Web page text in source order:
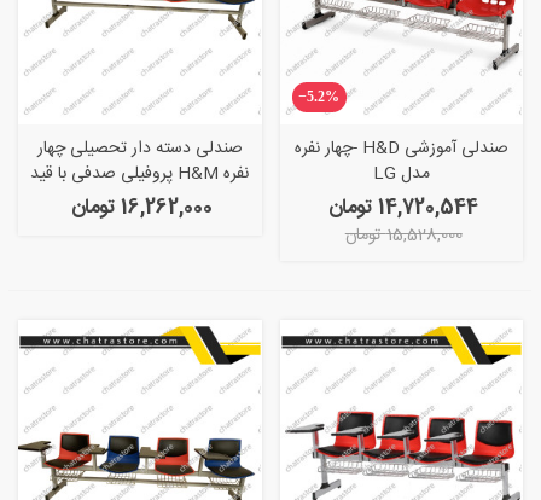
‎−5.2%
صندلی آموزشی H&D -چهار نفره
مدل LG
14,720,544 تومان
15,528,000 تومان
صندلی دسته دار تحصیلی چهار
نفره H&M پروفیلی صدفی با قید
رابط
16,262,000 تومان